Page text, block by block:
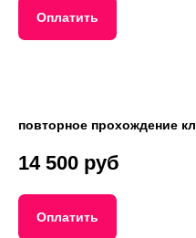
Оплатить
повторное прохождение
14 500 руб
Оплатить